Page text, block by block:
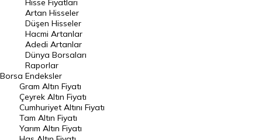
En Çok Düşen Hisseler
Hacmi Artanlar
Geçmiş Kapanışlar
Dünya Borsaları
Raporlar
Endeksler
DÖVİZ
Borsa
Artan Hisseler
Düşen Hisseler
Hacmi Artanlar
Adedi Artanlar
Dünya Borsaları
Raporlar
Endeksler
Gram Altın Fiyatı
Çeyrek Altın Fiyatı
Cumhuriyet Altını Fiyatı
Tam Altın Fiyatı
Yarım Altın Fiyatı